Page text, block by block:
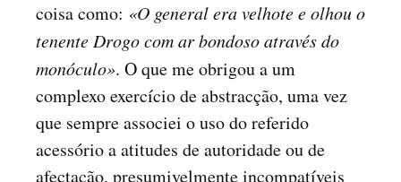
coisa como: «O general era velhote e olhou o
tenente Drogo com ar bondoso através do
monóculo». O que me obrigou a um
complexo exercício de abstracção, uma vez
que sempre associei o uso do referido
acessório a atitudes de autoridade ou de
afectação, presumivelmente incompatíveis